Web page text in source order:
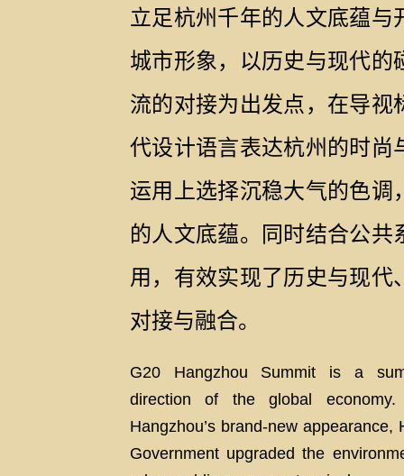
立足杭州千年的人文底蕴与
城市形象，以历史与现代的
流的对接为出发点，在导视
代设计语言表达杭州的时尚
运用上选择沉稳大气的色调
的人文底蕴。同时结合公共
用，有效实现了历史与现代
对接与融合。
G20 Hangzhou Summit is a
direction of the global
Hangzhou’s brand-new appearance,
Government upgraded the